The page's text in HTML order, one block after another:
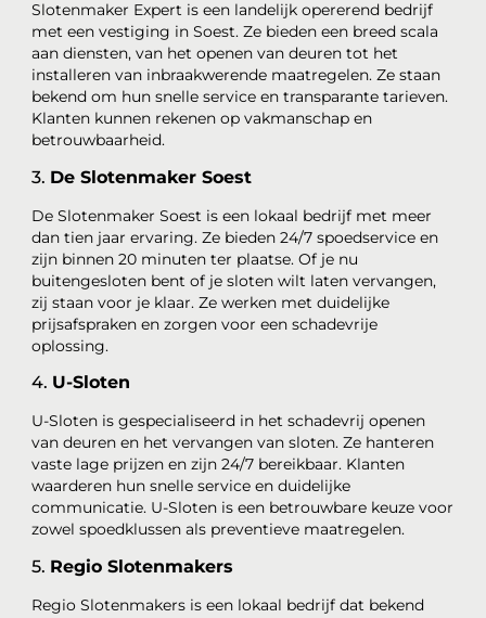
Slotenmaker Expert is een landelijk opererend bedrijf
met een vestiging in Soest. Ze bieden een breed scala
aan diensten, van het openen van deuren tot het
installeren van inbraakwerende maatregelen. Ze staan
bekend om hun snelle service en transparante tarieven.
Klanten kunnen rekenen op vakmanschap en
betrouwbaarheid.
3. De Slotenmaker Soest
De Slotenmaker Soest is een lokaal bedrijf met meer
dan tien jaar ervaring. Ze bieden 24/7 spoedservice en
zijn binnen 20 minuten ter plaatse. Of je nu
buitengesloten bent of je sloten wilt laten vervangen,
zij staan voor je klaar. Ze werken met duidelijke
prijsafspraken en zorgen voor een schadevrije
oplossing.
4. U-Sloten
U-Sloten is gespecialiseerd in het schadevrij openen
van deuren en het vervangen van sloten. Ze hanteren
vaste lage prijzen en zijn 24/7 bereikbaar. Klanten
waarderen hun snelle service en duidelijke
communicatie. U-Sloten is een betrouwbare keuze voor
zowel spoedklussen als preventieve maatregelen.
5. Regio Slotenmakers
Regio Slotenmakers is een lokaal bedrijf dat bekend